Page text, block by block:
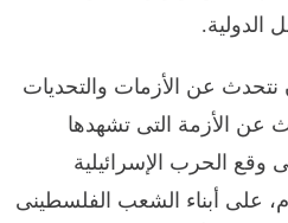
الدولية.
نتحدث عن الأزمات والتحديات
عن الأزمة التى تشهدها
الحرب الإسرائيلية
على أبناء الشعب الفلسطينى